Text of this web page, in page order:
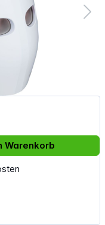
Warenkorb